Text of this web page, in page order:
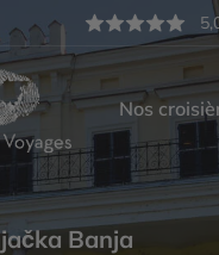
Nos
Banja